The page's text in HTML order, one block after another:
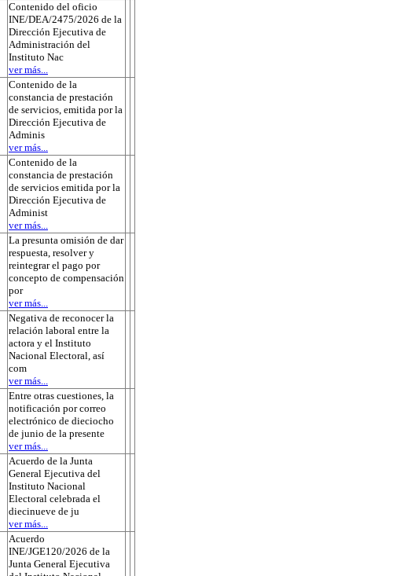
Contenido del oficio
INE/DEA/2475/2026 de la
Dirección Ejecutiva de
Administración del
Instituto Nac
ver más...
Contenido de la
constancia de prestación
de servicios, emitida por la
Dirección Ejecutiva de
Adminis
ver más...
Contenido de la
constancia de prestación
de servicios emitida por la
Dirección Ejecutiva de
Administ
ver más...
La presunta omisión de dar
respuesta, resolver y
reintegrar el pago por
concepto de compensación
por
ver más...
Negativa de reconocer la
relación laboral entre la
actora y el Instituto
Nacional Electoral, así
com
ver más...
Entre otras cuestiones, la
notificación por correo
electrónico de dieciocho
de junio de la presente
ver más...
Acuerdo de la Junta
General Ejecutiva del
Instituto Nacional
Electoral celebrada el
diecinueve de ju
ver más...
Acuerdo
INE/JGE120/2026 de la
Junta General Ejecutiva